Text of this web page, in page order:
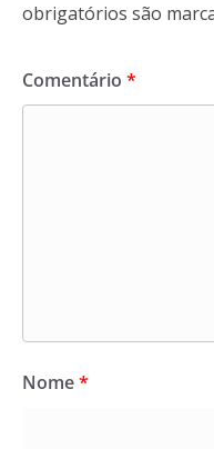
obrigatórios são
Comentário *
Nome*